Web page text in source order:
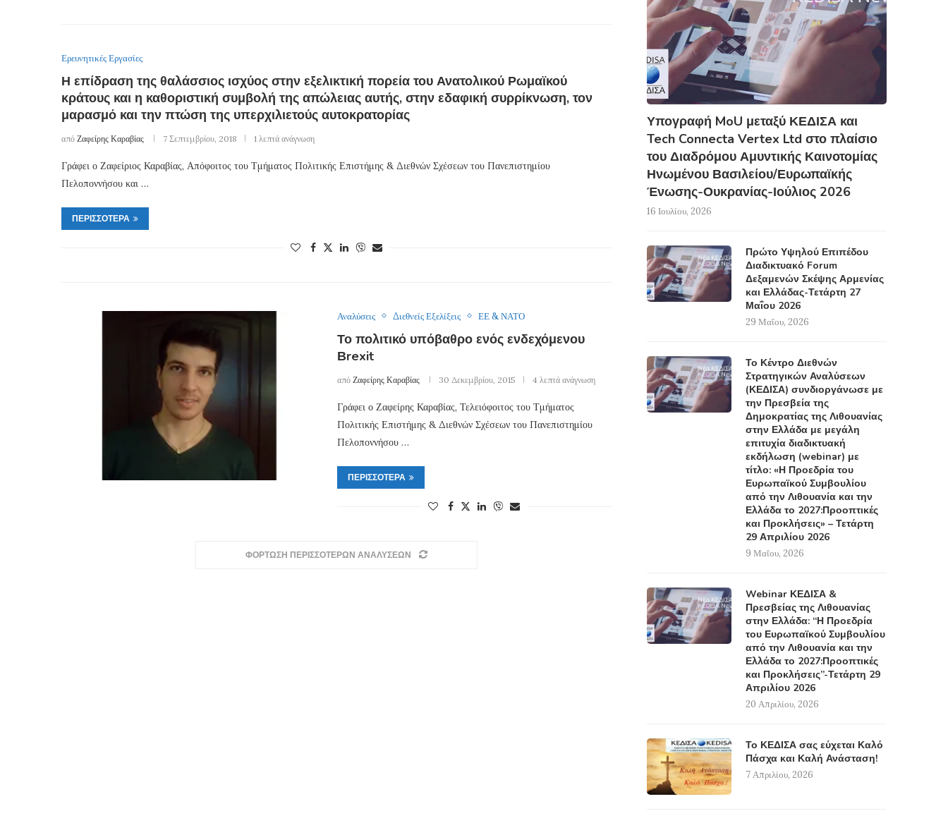
Ερευνητικές Εργασίες
Η επίδραση της θαλάσσιος ισχύος στην εξελικτική πορεία του Ανατολικού Ρωμαϊκού
κράτους και η καθοριστική συμβολή της απώλειας αυτής, στην εδαφική συρρίκνωση, τον
μαρασμό και την πτώση της υπερχιλιετούς αυτοκρατορίας
από Ζαφείρης Καραβίας 7 Σεπτεμβρίου, 2018 1 λεπτά ανάγνωση
Γράφει ο Ζαφείριος Καραβίας, Απόφοιτος του Τμήματος Πολιτικής Επιστήμης & Διεθνών Σχέσεων του Πανεπιστημίου
Πελοποννήσου και …
ΠΕΡΙΣΣΌΤΕΡΑ
Αναλύσεις Διεθνείς Εξελίξεις ΕΕ & ΝΑΤΟ
Το πολιτικό υπόβαθρο ενός ενδεχόμενου
Βrexit
από Ζαφείρης Καραβίας 30 Δεκεμβρίου, 2015 4 λεπτά ανάγνωση
Γράφει ο Ζαφείρης Καραβίας, Τελειόφοιτος του Τμήματος
Πολιτικής Επιστήμης & Διεθνών Σχέσεων του Πανεπιστημίου
Πελοποννήσου …
ΠΕΡΙΣΣΌΤΕΡΑ
ΦΟΡΤΩΣΗ ΠΕΡΙΣΣΟΤΕΡΩΝ ΑΝΑΛΥΣΕΩΝ
Υπογραφή MoU μεταξύ ΚΕΔΙΣΑ και
Tech Connecta Vertex Ltd στο πλαίσιο
του Διαδρόμου Αμυντικής Καινοτομίας
Ηνωμένου Βασιλείου/Ευρωπαϊκής
Ένωσης-Ουκρανίας-Ιούλιος 2026
16 Ιουλίου, 2026
Πρώτο Υψηλού Επιπέδου
Διαδικτυακό Forum
Δεξαμενών Σκέψης Αρμενίας
και Ελλάδας-Τετάρτη 27
Μαΐου 2026
29 Μαΐου, 2026
Το Κέντρο Διεθνών
Στρατηγικών Αναλύσεων
(ΚΕΔΙΣΑ) συνδιοργάνωσε με
την Πρεσβεία της
Δημοκρατίας της Λιθουανίας
στην Ελλάδα με μεγάλη
επιτυχία διαδικτυακή
εκδήλωση (webinar) με
τίτλο: «Η Προεδρία του
Ευρωπαϊκού Συμβουλίου
από την Λιθουανία και την
Ελλάδα το 2027:Προοπτικές
και Προκλήσεις» – Τετάρτη
29 Απριλίου 2026
9 Μαΐου, 2026
Webinar ΚΕΔΙΣΑ &
Πρεσβείας της Λιθουανίας
στην Ελλάδα: “Η Προεδρία
του Ευρωπαϊκού Συμβουλίου
από την Λιθουανία και την
Ελλάδα το 2027:Προοπτικές
και Προκλήσεις”-Τετάρτη 29
Απριλίου 2026
20 Απριλίου, 2026
Το ΚΕΔΙΣΑ σας εύχεται Καλό
Πάσχα και Καλή Ανάσταση!
7 Απριλίου, 2026